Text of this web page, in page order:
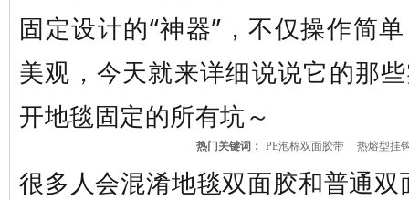
热门关键词： PE泡棉双面胶带 热熔型挂
固定设计的“神器”，不仅操作简
美观，今天就来详细说说它的那
开地毯固定的所有坑～
很多人会混淆地毯双面胶和普通双